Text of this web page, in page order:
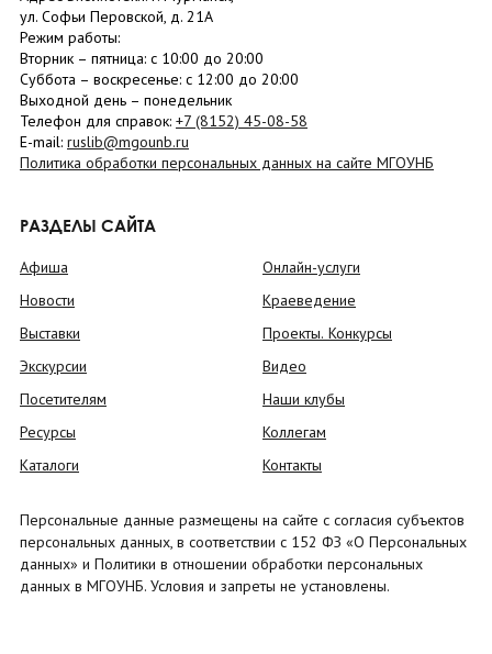
ул. Софьи Перовской, д. 21А
Режим работы:
Вторник – пятница: с 10:00 до 20:00
Суббота – воскресенье: c 12:00 до 20:00
Выходной день – понедельник
Телефон для справок: +7 (8152) 45-08-58
E-mail: ruslib@mgounb.ru
Политика обработки персональных данных на сайте МГОУНБ
РАЗДЕЛЫ САЙТА
Афиша
Новости
Выставки
Экскурсии
Посетителям
Ресурсы
Каталоги
Онлайн-услуги
Краеведение
Проекты. Конкурсы
Видео
Наши клубы
Коллегам
Контакты
Персональные данные размещены на сайте с согласия субъектов
персональных данных, в соответствии с 152 ФЗ «О Персональных
данных» и Политики в отношении обработки персональных
данных в МГОУНБ. Условия и запреты не установлены.